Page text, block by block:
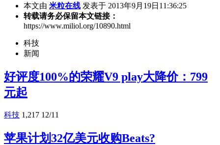
本文由 米粒在线 发表于 2013年9月19日11:36:25
转载请务必保留本文链接：
https://www.miliol.org/10890.html
科技
新闻
好评度100%的荣耀V9 play大降价：799
元起
科技 1,217 12/11
苹果计划32亿美元收购Beats?